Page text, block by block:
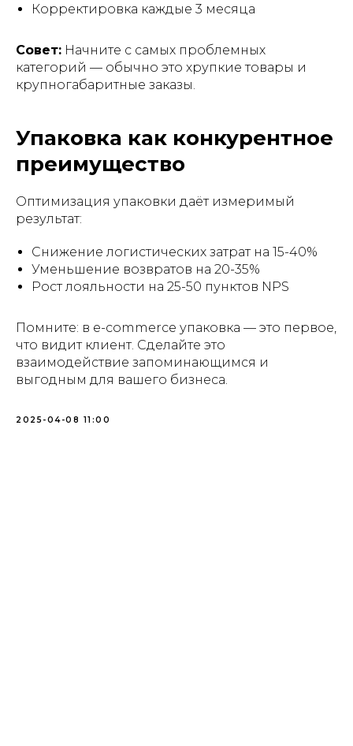
Корректировка каждые 3 месяца
Совет: Начните с самых проблемных
категорий — обычно это хрупкие товары и
крупногабаритные заказы.
Упаковка как конкурентное
преимущество
Оптимизация упаковки даёт измеримый
результат:
Снижение логистических затрат на 15-40%
Уменьшение возвратов на 20-35%
Рост лояльности на 25-50 пунктов NPS
Помните: в e-commerce упаковка — это первое,
что видит клиент. Сделайте это
взаимодействие запоминающимся и
выгодным для вашего бизнеса.
2025-04-08 11:00